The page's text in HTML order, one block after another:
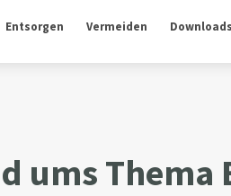
Entsorgen Vermeiden Downloads
ums Thema